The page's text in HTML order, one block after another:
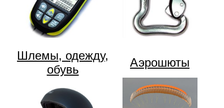
Шлемы, одежду,
обувь
Аэрошюты